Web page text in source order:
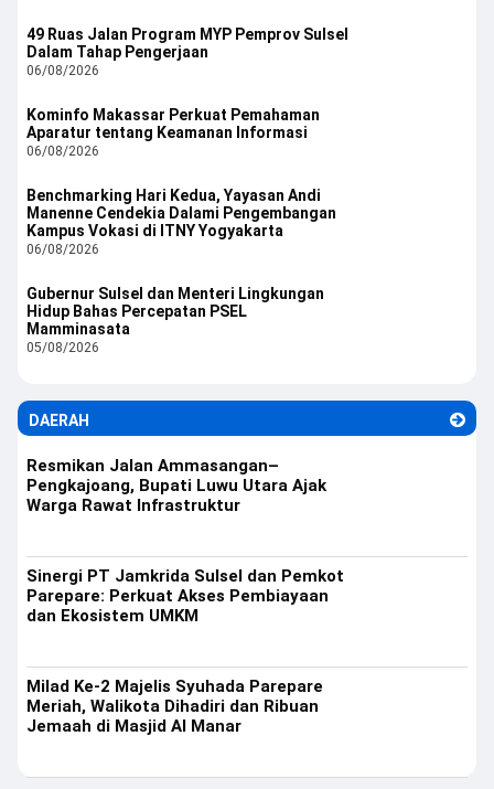
49 Ruas Jalan Program MYP Pemprov Sulsel
Dalam Tahap Pengerjaan
06/08/2026
Kominfo Makassar Perkuat Pemahaman
Aparatur tentang Keamanan Informasi
06/08/2026
Benchmarking Hari Kedua, Yayasan Andi
Manenne Cendekia Dalami Pengembangan
Kampus Vokasi di ITNY Yogyakarta
06/08/2026
Gubernur Sulsel dan Menteri Lingkungan
Hidup Bahas Percepatan PSEL
Mamminasata
05/08/2026
DAERAH
Resmikan Jalan Ammasangan–
Pengkajoang, Bupati Luwu Utara Ajak
Warga Rawat Infrastruktur
Sinergi PT Jamkrida Sulsel dan Pemkot
Parepare: Perkuat Akses Pembiayaan
dan Ekosistem UMKM
Milad Ke-2 Majelis Syuhada Parepare
Meriah, Walikota Dihadiri dan Ribuan
Jemaah di Masjid Al Manar